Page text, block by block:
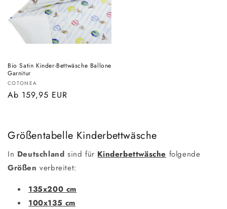
Bio Satin Kinder-Bettwäsche Ballone
Garnitur
Anbieter:
COTONEA
Normaler
Ab 159,95 EUR
Größentabelle Kinderbettwäsche
In Deutschland sind für Kinderbettwäsche folgende
Größen verbreitet:
135x200 cm
100x135 cm